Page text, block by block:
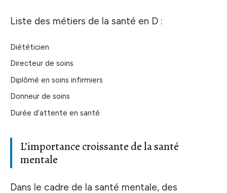
Liste des métiers de la santé en D :
Diététicien
Directeur de soins
Diplômé en soins infirmiers
Donneur de soins
Durée d’attente en santé
L’importance croissante de la santé
mentale
Dans le cadre de la santé mentale, des